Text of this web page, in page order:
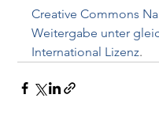
Creative Commons
Weitergabe unter
International Lizenz.